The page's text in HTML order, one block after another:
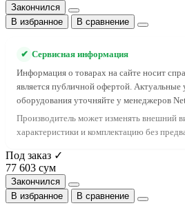
Закончился
В избранное
В сравнение
✔ Сервисная информация
Информация о товарах на сайте носит
является публичной офертой. Актуальные
оборудования уточняйте у менеджеров
Производитель может изменять внешний
характеристики и комплектацию без
Под заказ ✓
77 603 сум
Закончился
В избранное
В сравнение